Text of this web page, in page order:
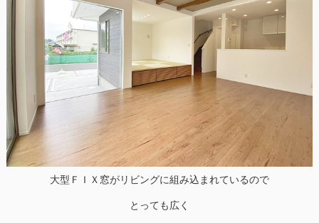
大型ＦＩＸ窓がリビングに組み込まれているので
とっても広く